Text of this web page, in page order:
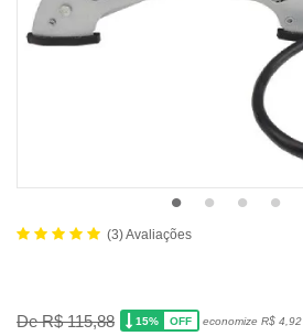
(3) Avaliações
De R$ 115,88 15% OFF economize R$ 4,92